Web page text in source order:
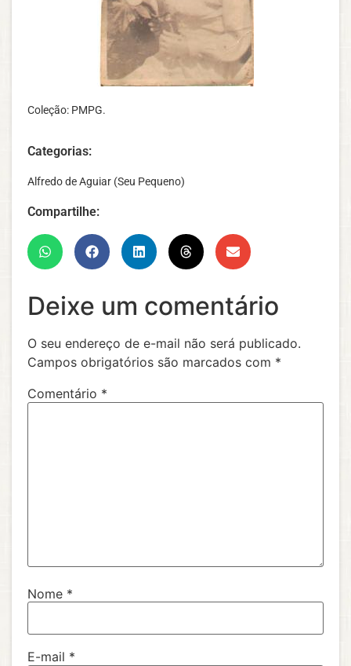
Coleção: PMPG.
Categorias:
Alfredo de Aguiar (Seu Pequeno)
Compartilhe:
Deixe um comentário
O seu endereço de e-mail não será publicado.
Campos obrigatórios são marcados com *
Comentário *
Nome *
E-mail *